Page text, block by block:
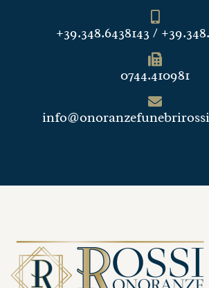
+39.348.6438143 /
0744.410981